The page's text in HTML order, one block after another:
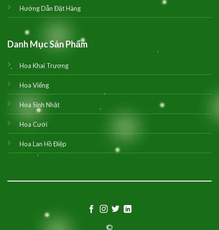
Hướng Dẫn Đặt Hàng
Danh Mục Sản Phẩm
Hoa Khai Trương
Hoa Viếng
Hoa Sinh Nhật
Hoa Cưới
Hoa Lan Hồ Điệp
©